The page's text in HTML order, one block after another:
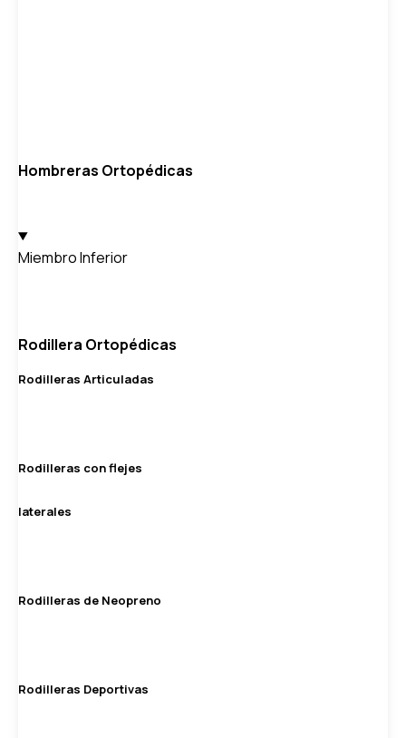
Hombreras Ortopédicas
Miembro Inferior
Rodillera Ortopédicas
Rodilleras Articuladas
Rodilleras con flejes
laterales
Rodilleras de Neopreno
Rodilleras Deportivas